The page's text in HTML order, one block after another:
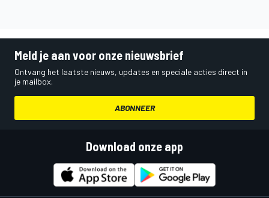
Meld je aan voor onze nieuwsbrief
Ontvang het laatste nieuws, updates en speciale acties direct in
je mailbox.
ABONNEER
Download onze app